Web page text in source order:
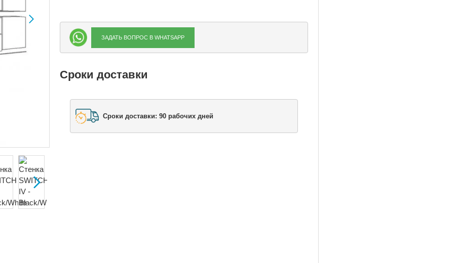
ЗАДАТЬ ВОПРОС В WHATSAPP
Сроки доставки
Сроки доставки: 90 рабочих дней